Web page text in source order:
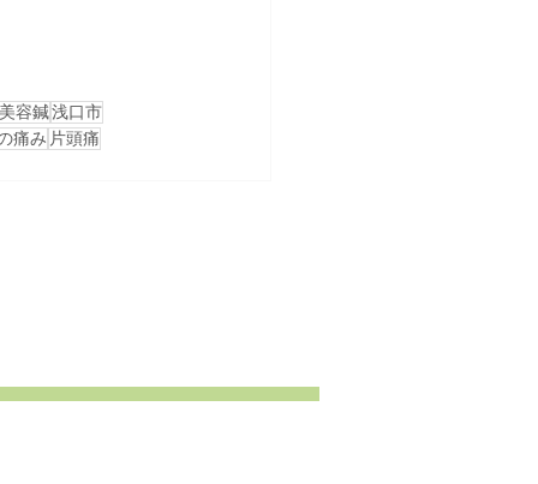
美容鍼浅口市
痛み 片頭痛